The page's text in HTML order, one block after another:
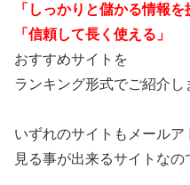
「しっかりと儲かる情報を
「信頼して長く使える」
おすすめサイトを
ランキング形式でご紹介し
いずれのサイトもメール
見る事が出来るサイトなの